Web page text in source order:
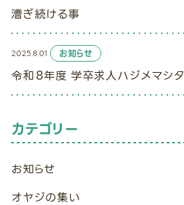
漕ぎ続ける事
2025.8.01 お知らせ
令和８年度 学卒求人ハジメマシタ
カテゴリー
お知らせ
オヤジの集い